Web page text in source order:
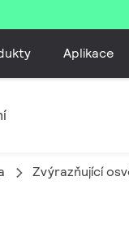
Aplikace
Zvýrazňující